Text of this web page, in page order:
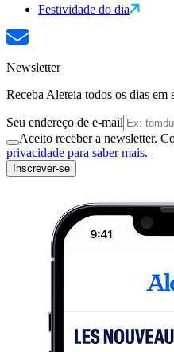
Festividade do dia
Newsletter
Receba Aleteia todos os dias em
Seu endereço de e-mail
Aceito receber a newsletter.
privacidade para saber mais.
Inscrever-se